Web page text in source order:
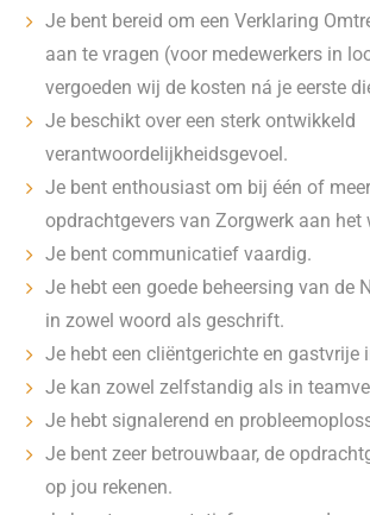
Je bent bereid om een Verklaring
aan te vragen (voor medewerkers in
vergoeden wij de kosten ná je eerste
Je beschikt over een sterk ontwikkeld
verantwoordelijkheidsgevoel.
Je bent enthousiast om bij één of
opdrachtgevers van Zorgwerk aan het
Je bent communicatief vaardig.
Je hebt een goede beheersing van de
in zowel woord als geschrift.
Je hebt een cliëntgerichte en gastvrije
Je kan zowel zelfstandig als in
Je hebt signalerend en
Je bent zeer betrouwbaar, de
op jou rekenen.